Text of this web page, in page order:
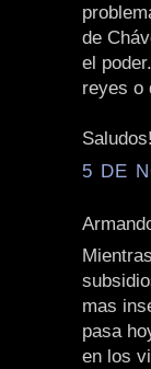
de
el
reyes o
5 DE
mas
pasa
en los